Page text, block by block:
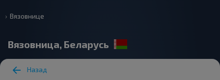
Вязовнице
Вязовница, Беларусь
Назад